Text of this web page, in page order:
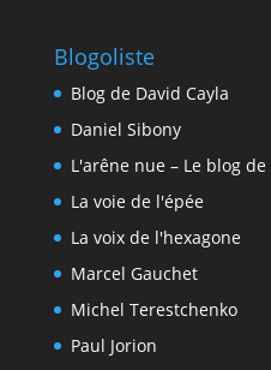
Blogoliste
Blog de David Cayla
Daniel Sibony
L'arêne nue – Le blog
La voie de l'épée
La voix de l'hexagone
Marcel Gauchet
Michel Terestchenko
Paul Jorion